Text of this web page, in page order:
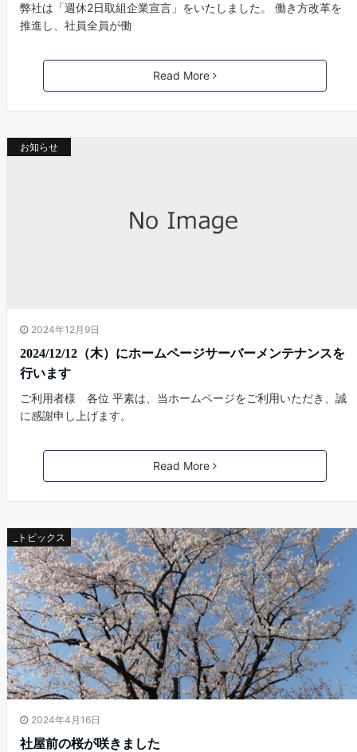
弊社は「週休2日取組企業宣言」をいたしました。 働き方改革を
推進し、社員全員が働
Read More
お知らせ
2024年12月9日
2024/12/12（木）にホームページサーバーメンテナンスを
行います
ご利用者様 各位 平素は、当ホームページをご利用いただき、誠
に感謝申し上げます。
Read More
_トピックス
2024年4月16日
社屋前の桜が咲きました